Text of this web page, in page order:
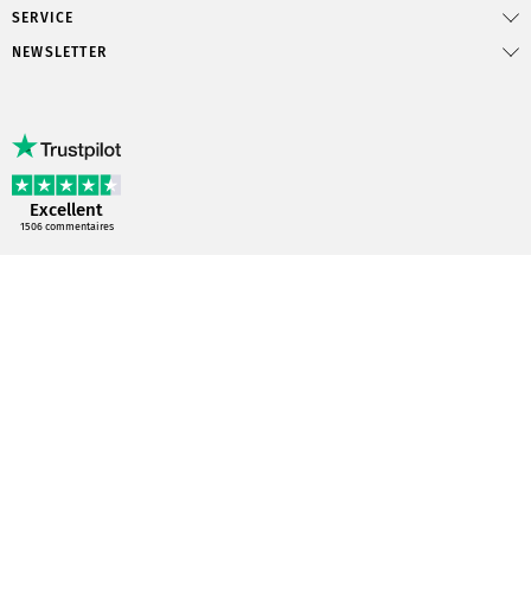
SERVICE
Excellent
1506commentaires
NEWSLETTER